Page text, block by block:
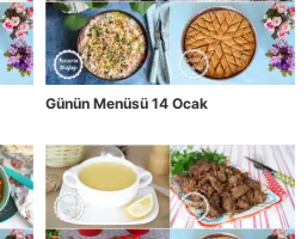
Günün Menüsü 14 Ocak